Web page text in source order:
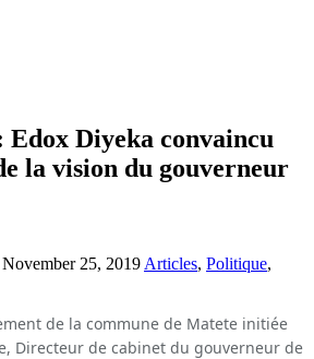
Edox Diyeka convaincu
la vision du gouverneur
November 25, 2019 Articles, Politique,
de la commune de Matete initiée
Directeur de cabinet du gouverneur de